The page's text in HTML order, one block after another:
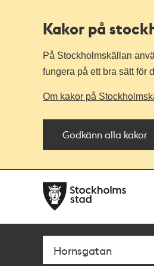
Kakor på
På Stockholmskällan
fungera på ett bra sätt för
Om kakor på
Godkänn alla kakor
navigationen
huvudinnehållet
Sök